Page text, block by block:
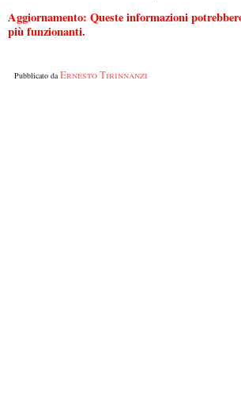
Aggiornamento: Queste informazioni
più funzionanti.
Pubblicato daErnesto Tirinnanzi